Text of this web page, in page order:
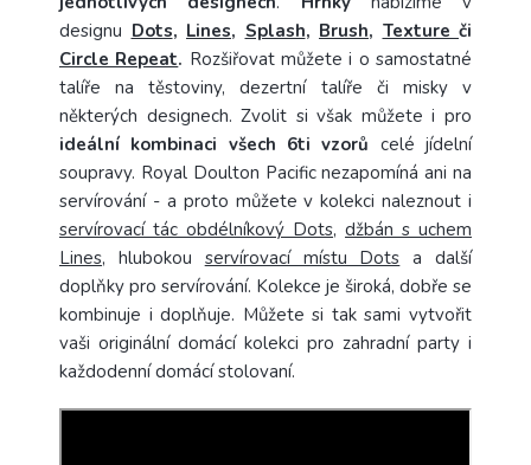
designu Dots, Lines, Splash, Brush, Texture či
Circle Repeat. Rozšiřovat můžete i o samostatné
talíře na těstoviny, dezertní talíře či misky v
některých designech. Zvolit si však můžete i pro
ideální kombinaci všech 6ti vzorů celé jídelní
soupravy. Royal Doulton Pacific nezapomíná ani na
servírování - a proto můžete v kolekci naleznout i
servírovací tác obdélníkový Dots, džbán s uchem
Lines, hlubokou servírovací místu Dots a další
doplňky pro servírování. Kolekce je široká, dobře se
kombinuje i doplňuje. Můžete si tak sami vytvořit
vaši originální domácí kolekci pro zahradní party i
každodenní domácí stolovaní.